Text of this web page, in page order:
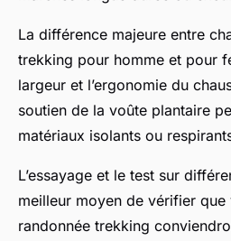
La différence majeure entre
trekking pour homme et pour
largeur et l’ergonomie du
soutien de la voûte plantaire
matériaux isolants ou
L’essayage et le test sur
meilleur moyen de vérifier que
randonnée trekking